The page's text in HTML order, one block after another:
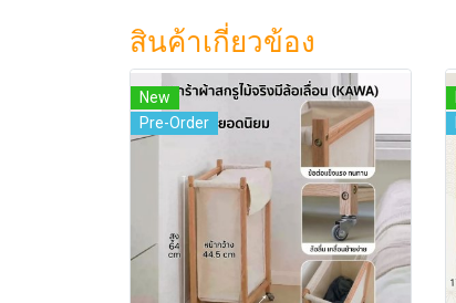
สินค้าเกี่ยวข้อง
New
Pre-Order